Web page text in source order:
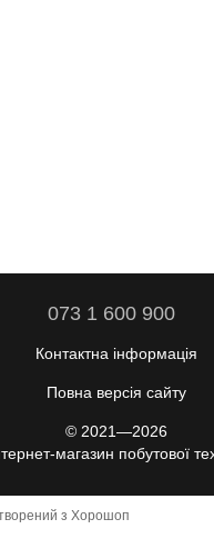
073 1 600 900
Контактна інформація
Повна версія сайту
© 2021—2026
магазин побутової
з Хорошоп